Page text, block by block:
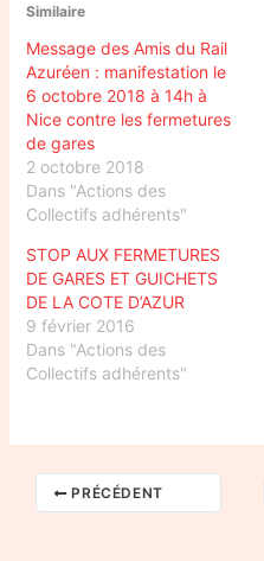
Similaire
Message des Amis du Rail
Azuréen : manifestation le
6 octobre 2018 à 14h à
Nice contre les fermetures
de gares
2 octobre 2018
Dans "Actions des
Collectifs adhérents"
STOP AUX FERMETURES
DE GARES ET GUICHETS
DE LA COTE D’AZUR
9 février 2016
Dans "Actions des
Collectifs adhérents"
PRÉCÉDENT